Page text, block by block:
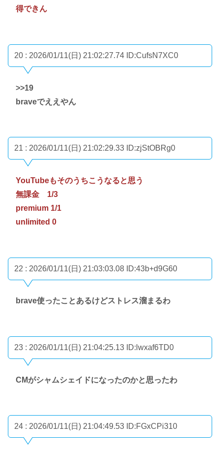
得できん
20 : 2026/01/11(日) 21:02:27.74 ID:CufsN7XC0
>>19
braveでええやん
21 : 2026/01/11(日) 21:02:29.33 ID:zjStOBRg0
YouTubeもそのうちこうなると思う
無課金 1/3
premium 1/1
unlimited 0
22 : 2026/01/11(日) 21:03:03.08 ID:43b+d9G60
brave使ったことあるけどストレス溜まるわ
23 : 2026/01/11(日) 21:04:25.13 ID:lwxaf6TD0
CMがシャムシェイドになったのかと思ったわ
24 : 2026/01/11(日) 21:04:49.53 ID:FGxCPi310